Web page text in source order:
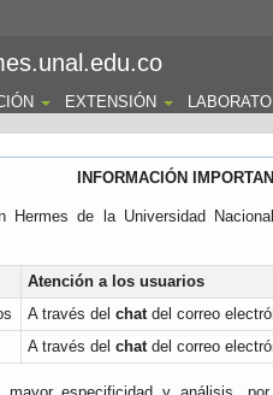
EXTENSIÓN
INFORMACIÓN
Hermes de la Universidad
Atención a los usuarios
A través del chatdel correo
A través del chatdel correo